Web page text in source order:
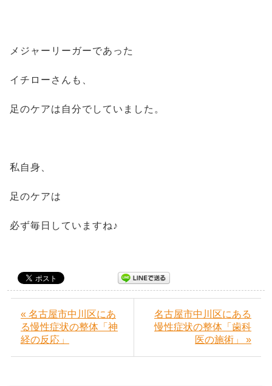
メジャーリーガーであった
イチローさんも、
足のケアは自分でしていました。
私自身、
足のケアは
必ず毎日していますね♪
« 名古屋市中川区にあ
る慢性症状の整体「神
経の反応」
名古屋市中川区にある
慢性症状の整体「歯科
医の施術」 »